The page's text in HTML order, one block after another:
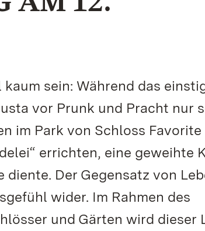
sein: Während das
vor Prunk und Pracht nur
im Park von Schloss
errichten, eine geweihte
Der Gegensatz von
wider. Im Rahmen des
und Gärten wird dieser